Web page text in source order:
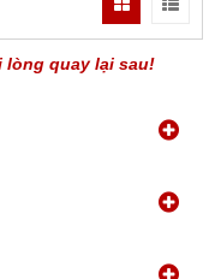
lòng quay lại sau!